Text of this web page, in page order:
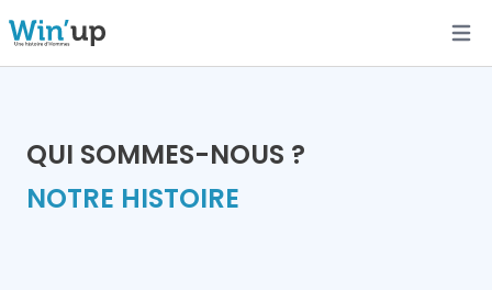
QUI SOMMES-NOUS ?
NOTRE HISTOIRE